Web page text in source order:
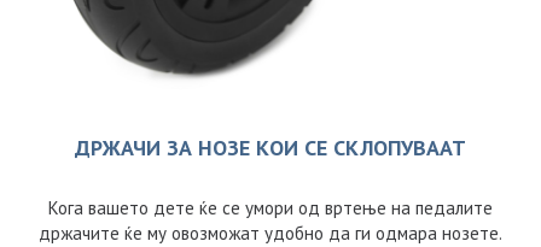
ДРЖАЧИ ЗА НОЗЕ КОИ СЕ СКЛОПУВААТ
Кога вашето дете ќе се умори од вртење на педалите
држачите ќе му овозможат удобно да ги одмара нозете.